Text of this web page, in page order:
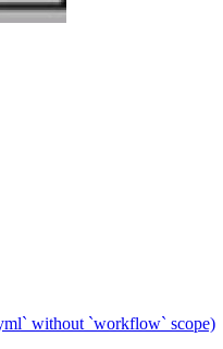
without `workflow` scope)